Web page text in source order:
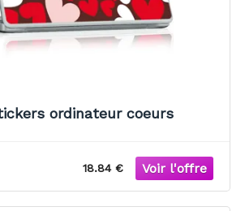
ordinateur coeurs
18.84 €